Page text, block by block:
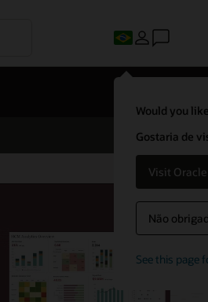
Would you
Gostaria de
Visit
Não
See this page